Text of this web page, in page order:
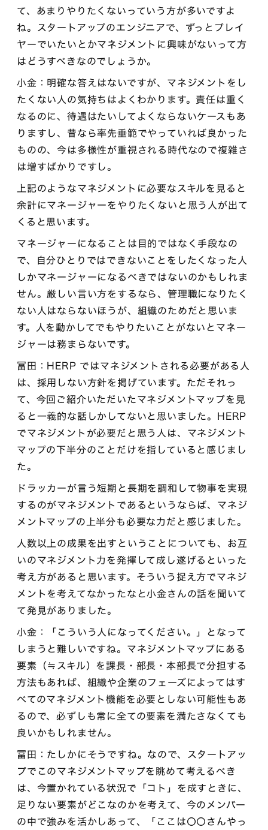
て、あまりやりたくないっていう方が多いですよ
ね。スタートアップのエンジニアで、ずっとプレイ
ヤーでいたいとかマネジメントに興味がないって方
はどうすべきなのでしょうか。
小金：明確な答えはないですが、マネジメントをし
たくない人の気持ちはよくわかります。責任は重く
なるのに、待遇はたいしてよくならないケースもあ
りますし、昔なら率先垂範でやっていれば良かった
ものの、今は多様性が重視される時代なので複雑さ
は増すばかりですし。
上記のようなマネジメントに必要なスキルを見ると
余計にマネージャーをやりたくないと思う人が出て
くると思います。
マネージャーになることは目的ではなく手段なの
で、自分ひとりではできないことをしたくなった人
しかマネージャーになるべきではないのかもしれま
せん。厳しい言い方をするなら、管理職になりたく
ない人はならないほうが、組織のためだと思いま
す。人を動かしてでもやりたいことがないとマネー
ジャーは務まらないです。
冨田：HERP ではマネジメントされる必要がある人
は、採用しない方針を掲げています。ただそれっ
て、今回ご紹介いただいたマネジメントマップを見
ると一義的な話しかしてないと思いました。HERP
でマネジメントが必要だと思う人は、マネジメント
マップの下半分のことだけを指していると感じまし
た。
ドラッカーが言う短期と長期を調和して物事を実現
するのがマネジメントであるというならば、マネジ
メントマップの上半分も必要な力だと感じました。
人数以上の成果を出すということについても、お互
いのマネジメント力を発揮して成し遂げるといった
考え方があると思います。そういう捉え方でマネジ
メントを考えてなかったなと小金さんの話を聞いて
て発見がありました。
小金：「こういう人になってください。」となって
しまうと難しいですね。マネジメントマップにある
要素（≒スキル）を課長・部長・本部長で分担する
方法もあれば、組織や企業のフェーズによってはす
べてのマネジメント機能を必要としない可能性もあ
るので、必ずしも常に全ての要素を満たさなくても
良いかもしれません。
冨田：たしかにそうですね。なので、スタートアッ
プでこのマネジメントマップを眺めて考えるべき
は、今置かれている状況で「コト」を成すときに、
足りない要素がどこなのかを考えて、今のメンバー
の中で強みを活かしあって、「ここは〇〇さんやっ